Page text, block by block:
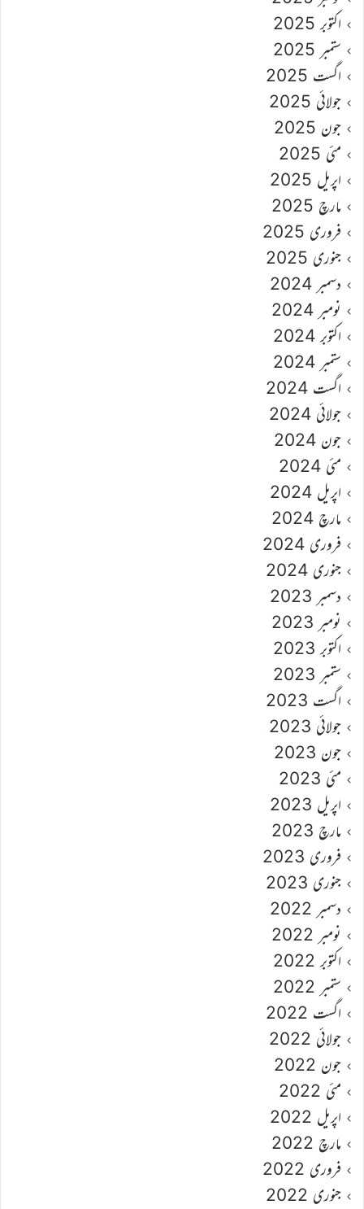
اکتوبر 2025
ستمبر 2025
اگست 2025
جولائی 2025
جون 2025
مئی 2025
اپریل 2025
مارچ 2025
فروری 2025
جنوری 2025
دسمبر 2024
نومبر 2024
اکتوبر 2024
ستمبر 2024
اگست 2024
جولائی 2024
جون 2024
مئی 2024
اپریل 2024
مارچ 2024
فروری 2024
جنوری 2024
دسمبر 2023
نومبر 2023
اکتوبر 2023
ستمبر 2023
اگست 2023
جولائی 2023
جون 2023
مئی 2023
اپریل 2023
مارچ 2023
فروری 2023
جنوری 2023
دسمبر 2022
نومبر 2022
اکتوبر 2022
ستمبر 2022
اگست 2022
جولائی 2022
جون 2022
مئی 2022
اپریل 2022
مارچ 2022
فروری 2022
جنوری 2022